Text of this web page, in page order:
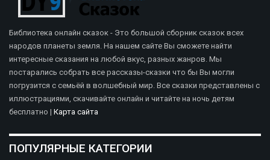
Библиотека онлайн сказок - Это большой сборник сказок всех
народов планеты земля. На нашем сайте Вы сможете найти
интересные сказания на любой вкус, разных жанров. Мы
постарались собрать все рассказы-сказки что бы Вы могли
погрузится с семьёй в волшебный мир. Все сказки представлены с
иллюстрациями, скачивайте онлайн и читайте на ночь детям
бесплатно | Карта сайта
ПОПУЛЯРНЫЕ КАТЕГОРИИ